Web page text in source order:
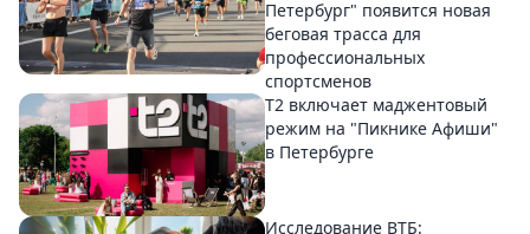
Петербург" появится новая
беговая трасса для
профессиональных
спортсменов
Т2 включает маджентовый
режим на "Пикнике Афиши"
в Петербурге
Исследование ВТБ: